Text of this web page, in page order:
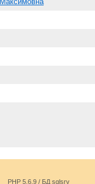
PHP 5.6.9 / БД sqlsrv